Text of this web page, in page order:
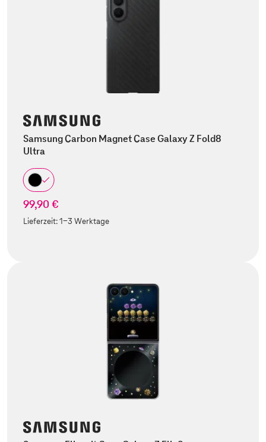
Samsung Carbon Magnet Case Galaxy Z Fold8
Ultra
99,90 €
Lieferzeit:1-3 Werktage